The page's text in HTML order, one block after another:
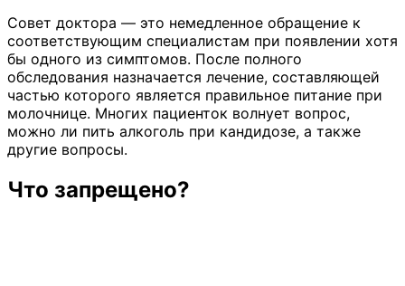
Совет доктора — это немедленное обращение к
соответствующим специалистам при появлении хотя
бы одного из симптомов. После полного
обследования назначается лечение, составляющей
частью которого является правильное питание при
молочнице. Многих пациенток волнует вопрос,
можно ли пить алкоголь при кандидозе, а также
другие вопросы.
Что запрещено?